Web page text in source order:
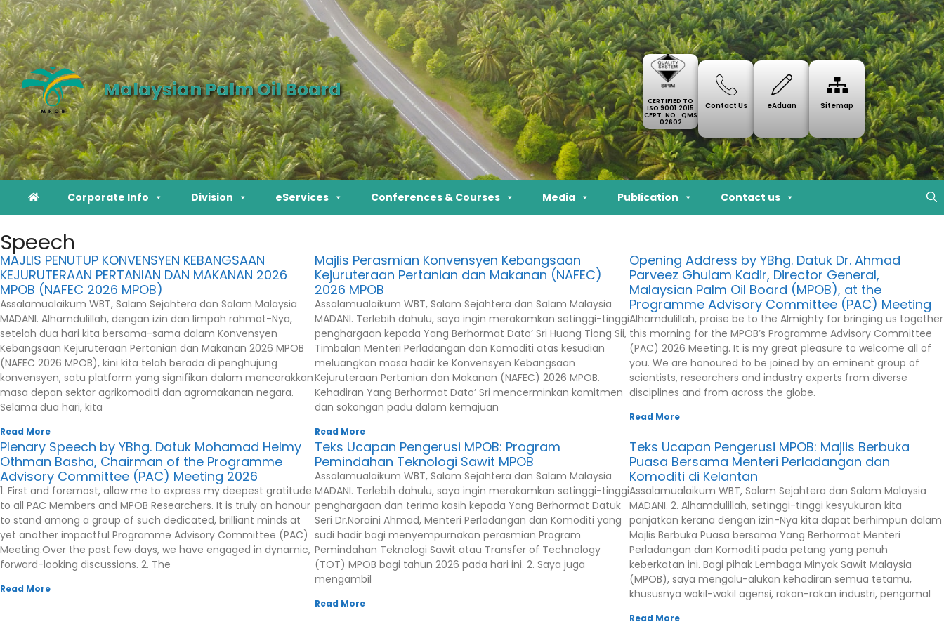
Malaysian Palm Oil Board
CERTIFIED TO
ISO 9001:2015
CERT. NO.: QMS
02602
Contact Us eAduan Sitemap
Corporate Info Division eServices Conferences & Courses Media Publication Contact us
Speech
MAJLIS PENUTUP KONVENSYEN KEBANGSAAN
KEJURUTERAAN PERTANIAN DAN MAKANAN 2026
MPOB (NAFEC 2026 MPOB)
Assalamualaikum WBT, Salam Sejahtera dan Salam Malaysia
MADANI. Alhamdulillah, dengan izin dan limpah rahmat-Nya,
setelah dua hari kita bersama-sama dalam Konvensyen
Kebangsaan Kejuruteraan Pertanian dan Makanan 2026 MPOB
(NAFEC 2026 MPOB), kini kita telah berada di penghujung
konvensyen, satu platform yang signifikan dalam mencorakkan
masa depan sektor agrikomoditi dan agromakanan negara.
Selama dua hari, kita
Read More
Majlis Perasmian Konvensyen Kebangsaan
Kejuruteraan Pertanian dan Makanan (NAFEC)
2026 MPOB
Assalamualaikum WBT, Salam Sejahtera dan Salam Malaysia
MADANI. Terlebih dahulu, saya ingin merakamkan setinggi-tinggi
penghargaan kepada Yang Berhormat Dato’ Sri Huang Tiong Sii,
Timbalan Menteri Perladangan dan Komoditi atas kesudian
meluangkan masa hadir ke Konvensyen Kebangsaan
Kejuruteraan Pertanian dan Makanan (NAFEC) 2026 MPOB.
Kehadiran Yang Berhormat Dato’ Sri mencerminkan komitmen
dan sokongan padu dalam kemajuan
Read More
Opening Address by YBhg. Datuk Dr. Ahmad
Parveez Ghulam Kadir, Director General,
Malaysian Palm Oil Board (MPOB), at the
Programme Advisory Committee (PAC) Meeting
Alhamdulillah, praise be to the Almighty for bringing us together
this morning for the MPOB’s Programme Advisory Committee
(PAC) 2026 Meeting. It is my great pleasure to welcome all of
you. We are honoured to be joined by an eminent group of
scientists, researchers and industry experts from diverse
disciplines and from across the globe.
Read More
Plenary Speech by YBhg. Datuk Mohamad Helmy
Othman Basha, Chairman of the Programme
Advisory Committee (PAC) Meeting 2026
1. First and foremost, allow me to express my deepest gratitude
to all PAC Members and MPOB Researchers. It is truly an honour
to stand among a group of such dedicated, brilliant minds at
yet another impactful Programme Advisory Committee (PAC)
Meeting.Over the past few days, we have engaged in dynamic,
forward-looking discussions. 2. The
Read More
Teks Ucapan Pengerusi MPOB: Program
Pemindahan Teknologi Sawit MPOB
Assalamualaikum WBT, Salam Sejahtera dan Salam Malaysia
MADANI. Terlebih dahulu, saya ingin merakamkan setinggi-tinggi
penghargaan dan terima kasih kepada Yang Berhormat Datuk
Seri Dr.Noraini Ahmad, Menteri Perladangan dan Komoditi yang
sudi hadir bagi menyempurnakan perasmian Program
Pemindahan Teknologi Sawit atau Transfer of Technology
(TOT) MPOB bagi tahun 2026 pada hari ini. 2. Saya juga
mengambil
Read More
Teks Ucapan Pengerusi MPOB: Majlis Berbuka
Puasa Bersama Menteri Perladangan dan
Komoditi di Kelantan
Assalamualaikum WBT, Salam Sejahtera dan Salam Malaysia
MADANI. 2. Alhamdulillah, setinggi-tinggi kesyukuran kita
panjatkan kerana dengan izin-Nya kita dapat berhimpun dalam
Majlis Berbuka Puasa bersama Yang Berhormat Menteri
Perladangan dan Komoditi pada petang yang penuh
keberkatan ini. Bagi pihak Lembaga Minyak Sawit Malaysia
(MPOB), saya mengalu-alukan kehadiran semua tetamu,
khususnya wakil-wakil agensi, rakan-rakan industri, pengamal
Read More